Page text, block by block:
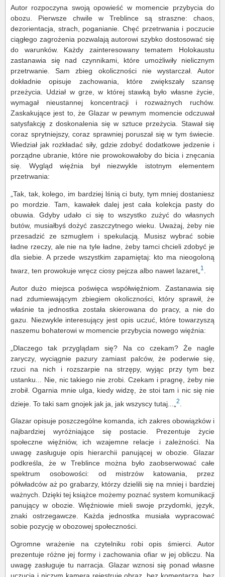
Autor rozpoczyna swoją opowieść w momencie przybycia do
obozu. Pierwsze chwile w Treblince są straszne: chaos,
dezorientacja, strach, poganianie. Chęć przetrwania i poczucie
ciągłego zagrożenia pozwalają autorowi szybko dostosować się
do warunków. Każdy zainteresowany tematem Holokaustu
zastanawia się nad czynnikami, które umożliwiły nielicznym
przetrwanie. Sam zbieg okoliczności nie wystarczał. Autor
dokładnie opisuje zachowania, które zwiększały szansę
przeżycia. Udział w grze, w której stawką było własne życie,
wymagał nieustannej koncentracji i rozważnych ruchów.
Zaskakujące jest to, że Glazar w pewnym momencie odczuwał
satysfakcję z doskonalenia się w sztuce przeżycia. Stawał się
coraz sprytniejszy, coraz sprawniej poruszał się w tym świecie.
Wiedział jak rozkładać siły, gdzie zdobyć dodatkowe jedzenie i
porządne ubranie, które nie prowokowałoby do bicia i znęcania
się. Wygląd więźnia był niezwykle istotnym elementem
przetrwania:
„Tak, tak, kolego, im bardziej lśnią ci buty, tym mniej dostaniesz
po mordzie. Tam, kawałek dalej jest cała kolekcja pasty do
obuwia. Gdyby udało ci się to wszystko zużyć do własnych
butów, musiałbyś dożyć zaszczytnego wieku. Uważaj, żeby nie
przesadzić ze szmuglem i spekulacją. Musisz wybrać sobie
ładne rzeczy, ale nie na tyle ładne, żeby tamci chcieli zdobyć je
dla siebie. A przede wszystkim zapamiętaj: kto ma nieogoloną
twarz, ten prowokuje wręcz ciosy pejcza albo nawet lazaret„ 1
Autor dużo miejsca poświęca współwięźniom. Zastanawia się
nad zdumiewającym zbiegiem okoliczności, który sprawił, że
właśnie ta jednostka została skierowana do pracy, a nie do
gazu. Niezwykle interesujący jest opis uczuć, które towarzyszą
naszemu bohaterowi w momencie przybycia nowego więźnia:
„Dlaczego tak przyglądam się? Na co czekam? Że nagle
zaryczy, wyciągnie pazury zamiast palców, że poderwie się,
rzuci na nich i rozszarpie na strzępy, wyjąc przy tym bez
ustanku... Nie, nic takiego nie zrobi. Czekam i pragnę, żeby nie
zrobił. Ogarnia mnie ulga, kiedy widzę, że stoi tam i nic się nie
dzieje. To taki sam gnojek jak ja, jak wszyscy tutaj...„
2
Glazar opisuje poszczególne komanda, ich zakres obowiązków i
najbardziej wyróżniające się postacie. Prezentuje życie
społeczne więźniów, ich wzajemne relacje i zależności. Na
uwagę zasługuje opis hierarchii panującej w obozie. Glazar
podkreśla, że w Treblince można było zaobserwować całe
spektrum osobowości: od mistrzów katowania, przez
półwładców aż po grabarzy, którzy dzielili się na mniej i bardziej
ważnych. Dzięki tej książce możemy poznać system komunikacji
panujący w obozie. Więźniowie mieli swoje przydomki, język,
znaki ostrzegawcze. Każda jednostka musiała wypracować
sobie pozycję w obozowej społeczności.
Ogromne wrażenie na czytelniku robi opis śmierci. Autor
prezentuje różne jej formy i zachowania ofiar w jej obliczu. Na
uwagę zasługuje tu narracja. Glazar wznosi się ponad własne